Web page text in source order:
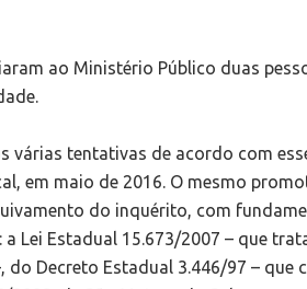
ao Ministério Público duas
várias tentativas de acordo com
em maio de 2016. O mesmo
do inquérito, com
Lei Estadual 15.673/2007 – que
Decreto Estadual 3.446/97 – que